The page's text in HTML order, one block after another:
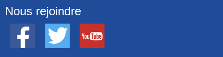
Nous rejoindre